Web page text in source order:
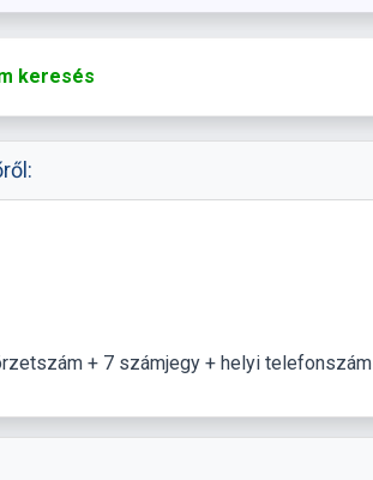
keresés
+ 7 számjegy + helyi telefonszám